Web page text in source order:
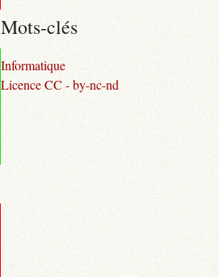
Mots-clés
Informatique
Licence CC - by-nc-nd